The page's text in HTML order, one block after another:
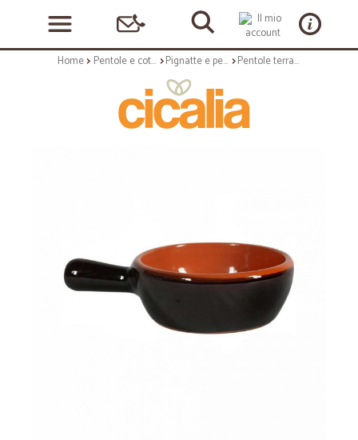
Home Pentole e cottura Pignatte e pentole in terracotta Pentole terracotta e ceramica: Terra marrone casseruola 1m 12 cm